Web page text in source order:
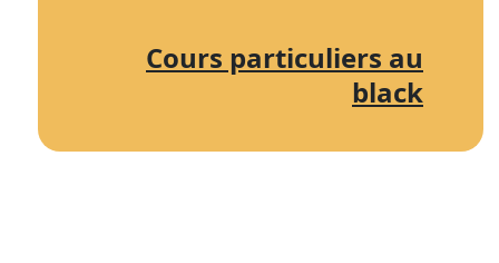
Cours particuliers au
black